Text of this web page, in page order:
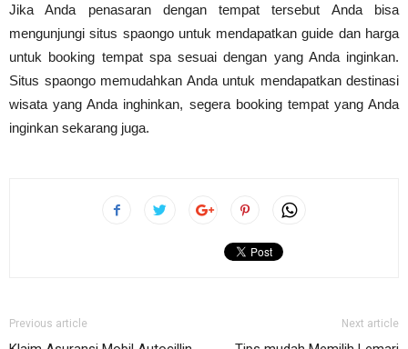
Jika Anda penasaran dengan tempat tersebut Anda bisa
mengunjungi situs spaongo untuk mendapatkan guide dan harga
untuk booking tempat spa sesuai dengan yang Anda inginkan.
Situs spaongo memudahkan Anda untuk mendapatkan destinasi
wisata yang Anda inghinkan, segera booking tempat yang Anda
inginkan sekarang juga.
Previous article Next article